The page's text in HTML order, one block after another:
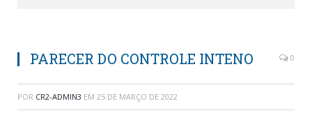
PARECER DO CONTROLE INTENO 0
POR CR2-ADMIN3 EM 25 DE MARÇO DE 2022